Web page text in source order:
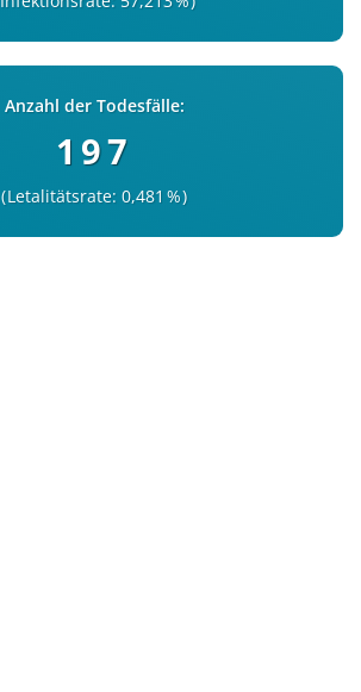
Anzahl der Todesfälle:
197
Letalitätsrate: 0,481 %